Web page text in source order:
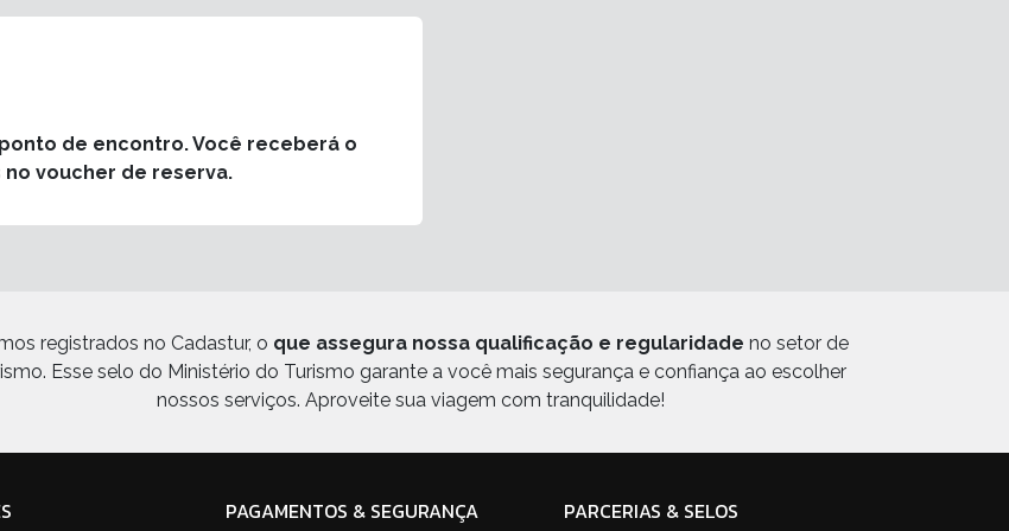
de encontro. Você receberá o
voucher de reserva.
registrados no Cadastur, o que assegura nossa qualificação e regularidade no setor de
Esse selo do Ministério do Turismo garante a você mais segurança e confiança ao escolher
nossos serviços. Aproveite sua viagem com tranquilidade!
PAGAMENTOS & SEGURANÇA PARCERIAS & SELOS